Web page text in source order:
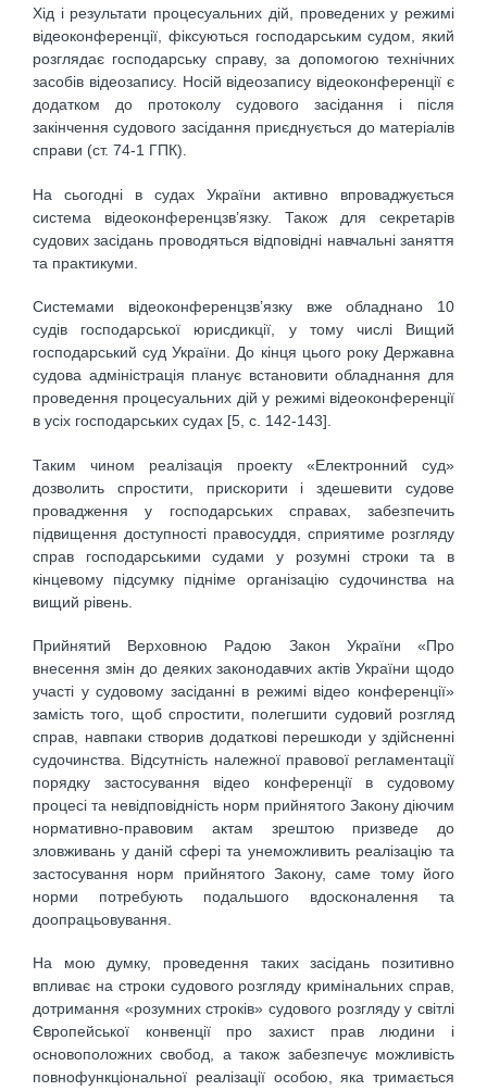
Хід і результати процесуальних дій, проведених у режимі
відеоконференції, фіксуються господарським судом, який
розглядає господарську справу, за допомогою технічних
засобів відеозапису. Носій відеозапису відеоконференції є
додатком до протоколу судового засідання і після
закінчення судового засідання приєднується до матеріалів
справи (ст. 74-1 ГПК).
На сьогодні в судах України активно впроваджується
система відеоконференцзв’язку. Також для секретарів
судових засідань проводяться відповідні навчальні заняття
та практикуми.
Системами відеоконференцзв’язку вже обладнано 10
судів господарської юрисдикції, у тому числі Вищий
господарський суд України. До кінця цього року Державна
судова адміністрація планує встановити обладнання для
проведення процесуальних дій у режимі відеоконференції
в усіх господарських судах [5, c. 142-143].
Таким чином реалізація проекту «Електронний суд»
дозволить спростити, прискорити і здешевити судове
провадження у господарських справах, забезпечить
підвищення доступності правосуддя, сприятиме розгляду
справ господарськими судами у розумні строки та в
кінцевому підсумку підніме організацію судочинства на
вищий рівень.
Прийнятий Верховною Радою Закон України «Про
внесення змін до деяких законодавчих актів України щодо
участі у судовому засіданні в режимі відео конференції»
замість того, щоб спростити, полегшити судовий розгляд
справ, навпаки створив додаткові перешкоди у здійсненні
судочинства. Відсутність належної правової регламентації
порядку застосування відео конференції в судовому
процесі та невідповідність норм прийнятого Закону діючим
нормативно-правовим актам зрештою призведе до
зловживань у даній сфері та унеможливить реалізацію та
застосування норм прийнятого Закону, саме тому його
норми потребують подальшого вдосконалення та
доопрацьовування.
На мою думку, проведення таких засідань позитивно
впливає на строки судового розгляду кримінальних справ,
дотримання «розумних строків» судового розгляду у світлі
Європейської конвенції про захист прав людини і
основоположних свобод, а також забезпечує можливість
повнофункціональної реалізації особою, яка тримається